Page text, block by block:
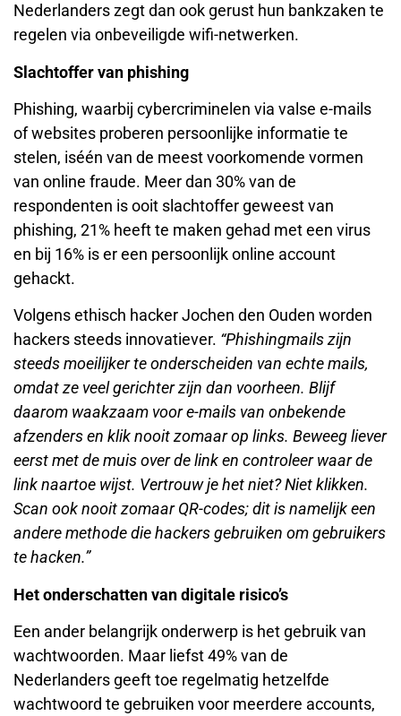
Nederlanders zegt dan ook gerust hun bankzaken te
regelen via onbeveiligde wifi-netwerken.
Slachtoffer van phishing
Phishing, waarbij cybercriminelen via valse e-mails
of websites proberen persoonlijke informatie te
stelen, iséén van de meest voorkomende vormen
van online fraude. Meer dan 30% van de
respondenten is ooit slachtoffer geweest van
phishing, 21% heeft te maken gehad met een virus
en bij 16% is er een persoonlijk online account
gehackt.
Volgens ethisch hacker Jochen den Ouden worden
hackers steeds innovatiever. “Phishingmails zijn
steeds moeilijker te onderscheiden van echte mails,
omdat ze veel gerichter zijn dan voorheen. Blijf
daarom waakzaam voor e-mails van onbekende
afzenders en klik nooit zomaar op links. Beweeg liever
eerst met de muis over de link en controleer waar de
link naartoe wijst. Vertrouw je het niet? Niet klikken.
Scan ook nooit zomaar QR-codes; dit is namelijk een
andere methode die hackers gebruiken om gebruikers
te hacken.”
Het onderschatten van digitale risico’s
Een ander belangrijk onderwerp is het gebruik van
wachtwoorden. Maar liefst 49% van de
Nederlanders geeft toe regelmatig hetzelfde
wachtwoord te gebruiken voor meerdere accounts,